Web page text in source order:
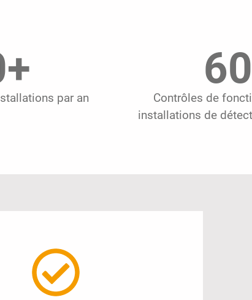
+
par an
60
Contrôles de
installations de